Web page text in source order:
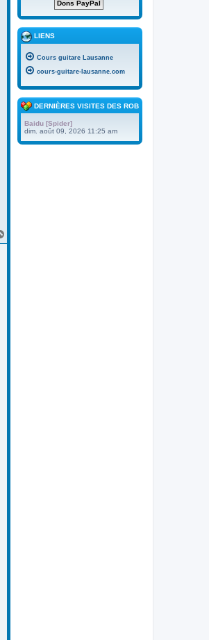
a
LIENS
Cours guitare Lausanne
cours-guitare-lausanne.com
DERNIÈRES VISITES DES ROBOTS
Baidu [Spider]
dim. août 09, 2026 11:25 am